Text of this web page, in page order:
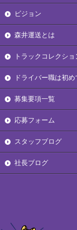
ビジョン
森井運送とは
トラックコレクショ
ドライバー職は初
募集要項一覧
応募フォーム
スタッフブログ
社長ブログ